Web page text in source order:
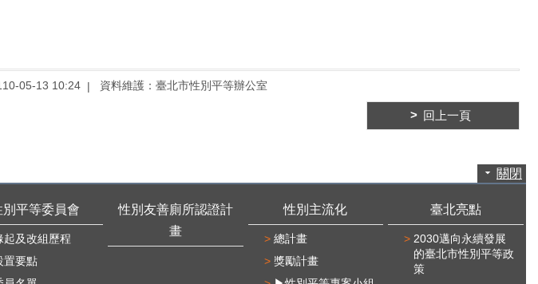
05-13 10:24 資料維護：臺北市性別平等辦公室
回上一頁
關閉
別平等委員會
起及改組歷程
置要點
性別友善廁所認證計
畫
性別主流化
總計畫
獎勵計畫
臺北亮點
2030邁向永續發展
的臺北市性別平等政
策